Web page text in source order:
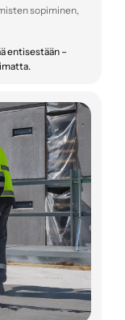
sopiminen,
entisestään –